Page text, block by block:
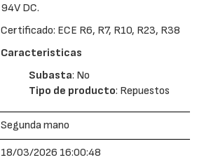
94V DC.
Certificado: ECE R6, R7, R10, R23, R38
Caracteristicas
Subasta: No
Tipo de producto: Repuestos
Segunda mano
18/03/2026 16:00:48